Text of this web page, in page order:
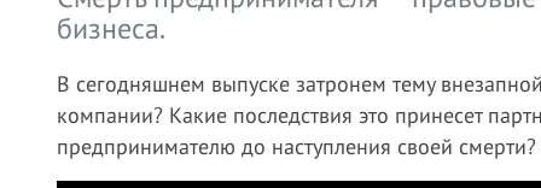
бизнеса.
В сегодняшнем выпуске затронем тему
компании? Какие последствия это принесет
предпринимателю до наступления своей